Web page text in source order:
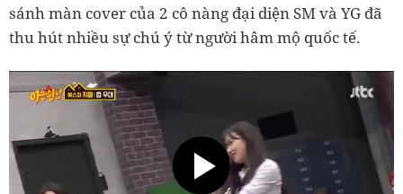
sánh màn cover của 2 cô nàng đại diện SM và YG đã
thu hút nhiều sự chú ý từ người hâm mộ quốc tế.